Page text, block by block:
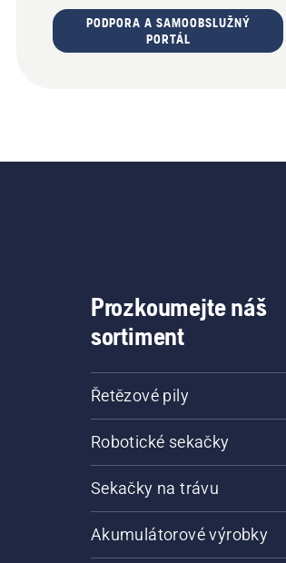
PODPORA A SAMOOBSLUŽNÝ
PORTÁL
Prozkoumejte náš
sortiment
Řetězové pily
Robotické sekačky
Sekačky na trávu
Akumulátorové výrobky